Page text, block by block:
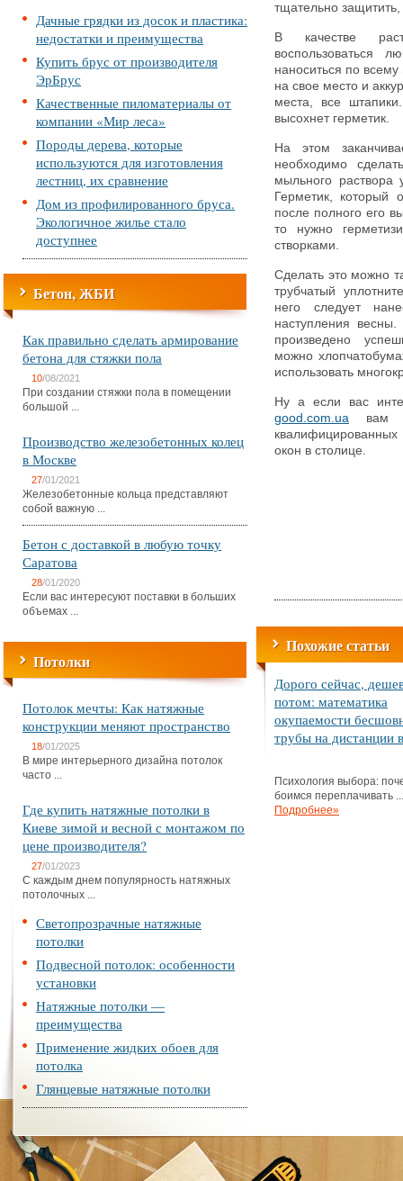
Дачные грядки из досок и пластика:
недостатки и преимущества
Купить брус от производителя
ЭрБрус
Качественные пиломатериалы от
компании «Мир леса»
Породы дерева, которые
используются для изготовления
лестниц, их сравнение
Дом из профилированного бруса.
Экологичное жилье стало
доступнее
Бетон, ЖБИ
Как правильно сделать армирование
бетона для стяжки пола
10/08/2021
При создании стяжки пола в помещении
большой ...
Производство железобетонных колец
в Москве
27/01/2021
Железобетонные кольца представляют
собой важную ...
Бетон с доставкой в любую точку
Саратова
28/01/2020
Если вас интересуют поставки в больших
объемах ...
Потолки
Потолок мечты: Как натяжные
конструкции меняют пространство
18/01/2025
В мире интерьерного дизайна потолок
часто ...
Где купить натяжные потолки в
Киеве зимой и весной с монтажом по
цене производителя?
27/01/2023
С каждым днем популярность натяжных
потолочных ...
Светопрозрачные натяжные
потолки
Подвесной потолок: особенности
установки
Натяжные потолки —
преимущества
Применение жидких обоев для
потолка
Глянцевые натяжные потолки
тщательно
В качестве
воспользоваться
наноситься по
на свое место и
места, все
высохнет герметик.
На этом
необходимо
мыльного раствора
Герметик, который
после полного его
то нужно
створками.
Сделать это можно
трубчатый
него следует
наступления
произведено
можно
использовать
Ну а если вас
good.com.ua вам
окон в столице.
Похожие статьи
Дорого сейчас,
потом: математика
окупаемости
трубы на дистанции
Психология выбора:
боимся переплачивать ...
Подробнее»